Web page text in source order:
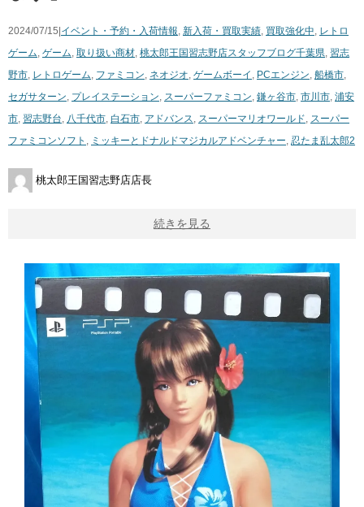
2024/07/15| イベント・予約・入荷情報, 新入荷・買取実績, 買取強化中, レトロ
ゲーム, ゲーム, 取り扱い商材, 桃太郎王国習志野店スタッフブログ千葉県, 習志
野市, レトロゲーム, ファミコン, ネオジオ, ゲームボーイ , PCエンジン, 船橋市,
セガサターン, プレイステーション, スーパーファミコン, 鎌ヶ谷市, 市川市, 浦安
市, 習志野台, 八千代市, 白石市, アドバンス, スーパーマリオワールド, スーパー
ファミコンソフト , ミッキーとドナルドマジカルアドベンチャー, 忍たま乱太郎2
桃太郎王国習志野店店長
続きを見る